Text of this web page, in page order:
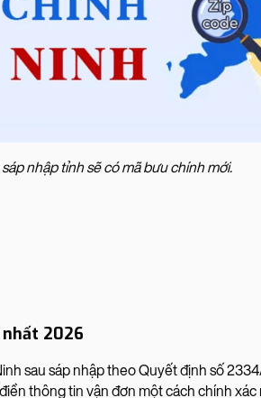
nhập tỉnh sẽ có mã bưu chính mới.
nhất 2026
sau sáp nhập theo Quyết định số
thông tin vận đơn một cách chính xác